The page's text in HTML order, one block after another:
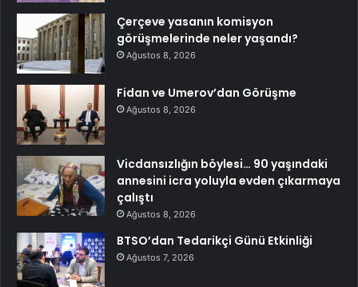
Çerçeve yasanın komisyon
görüşmelerinde neler yaşandı?
Ağustos 8, 2026
Fidan ve Umerov’dan Görüşme
Ağustos 8, 2026
Vicdansızlığın böylesi… 90 yaşındaki
annesini icra yoluyla evden çıkarmaya
çalıştı
Ağustos 8, 2026
BTSO’dan Tedarikçi Günü Etkinliği
Ağustos 7, 2026